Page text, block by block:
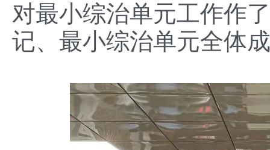
对最小综治单元工作作
记、最小综治单元全体